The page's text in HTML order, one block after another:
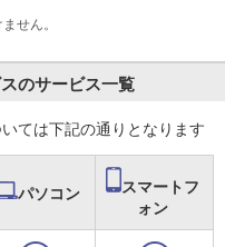
せん。
のサービス一覧
ては下記の通りとなります
パソコン
スマートフ
ォン